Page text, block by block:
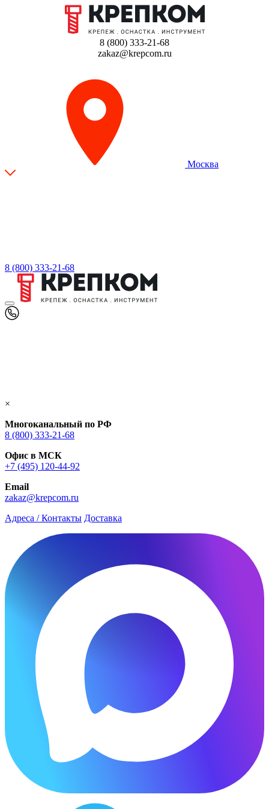
8 (800) 333-21-68
zakaz@krepcom.ru
Москва
8 (800) 333-21-68
×
Многоканальный по РФ
8 (800) 333‑21-68
Офис в МСК
+7 (495) 120-44-92
Email
zakaz@krepcom.ru
Адреса / Контакты Доставка